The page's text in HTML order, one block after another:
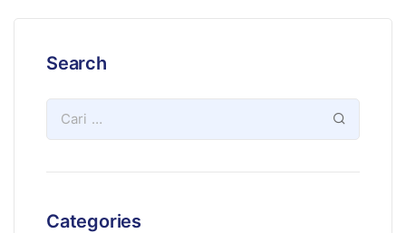
Search
Categories